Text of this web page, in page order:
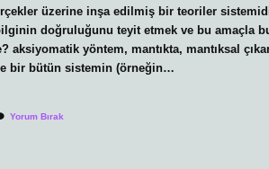
üzerine inşa edilmiş bir teoriler
doğruluğunu teyit etmek ve bu amaçla
aksiyomatik yöntem, mantıkta, mantıksal
bir bütün sistemin (örneğin…
Yorum Bırak